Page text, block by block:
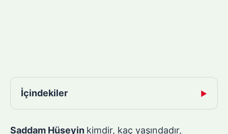
İçindekiler ▶
Saddam Hüseyin kimdir, kaç yaşındadır,